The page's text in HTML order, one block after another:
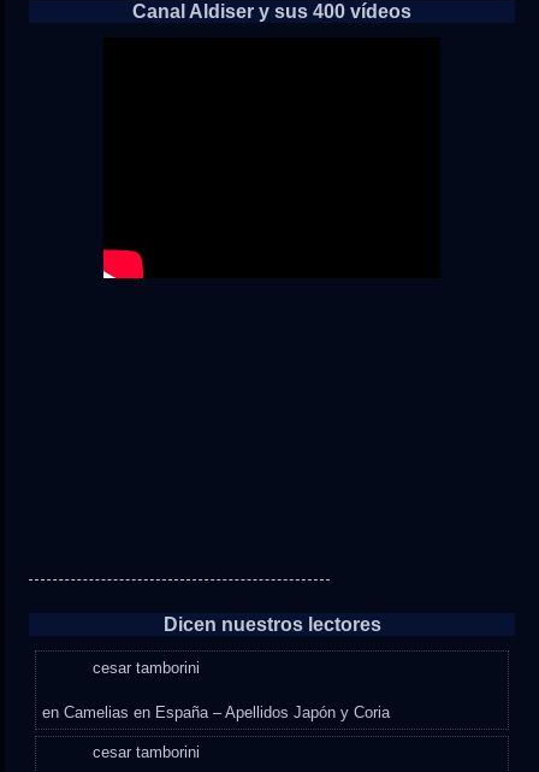
Canal Aldiser y sus 400 vídeos
Dicen nuestros lectores
cesar tamborini
enCamelias en España – Apellidos Japón y Coria
cesar tamborini